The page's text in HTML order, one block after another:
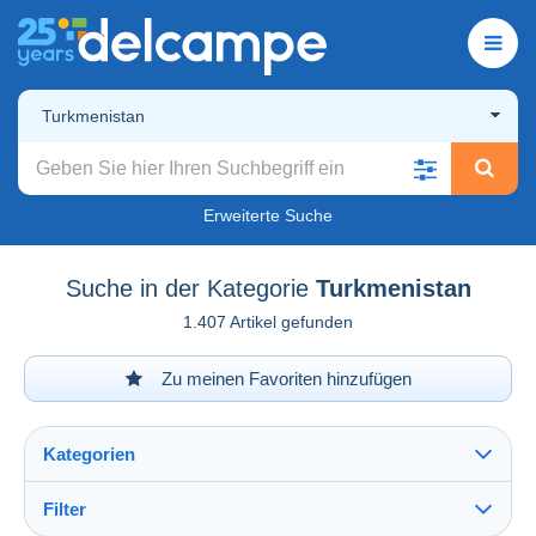
Turkmenistan
Erweiterte Suche
Suche in der Kategorie Turkmenistan
1.407 Artikel gefunden
Zu meinen Favoriten hinzufügen
Kategorien
Filter